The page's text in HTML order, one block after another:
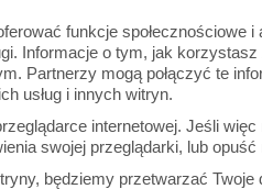
funkcje społecznościowe i
Informacje o tym, jak
Partnerzy mogą połączyć te
usług i innych witryn.
internetowej. Jeśli
swojej przeglądarki, lub opuść
będziemy przetwarzać Twoje
ocen.
Możesz też zrobić
własne porównanie lornetek